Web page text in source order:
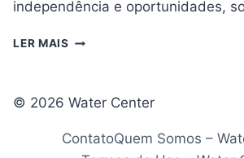
independência e oportunidades,
LER MAIS NOVO
QUE
HABILITAÇÃO
© 2026 Water Center
ContatoQuem Somos –